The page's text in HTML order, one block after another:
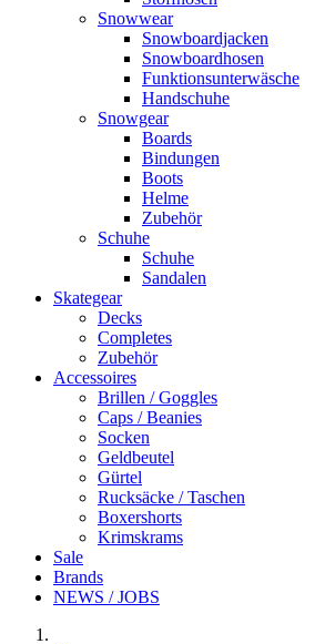
Snowwear
Snowboardjacken
Snowboardhosen
Funktionsunterwäsche
Handschuhe
Snowgear
Boards
Bindungen
Boots
Helme
Zubehör
Schuhe
Schuhe
Sandalen
Skategear
Decks
Completes
Zubehör
Accessoires
Brillen / Goggles
Caps / Beanies
Socken
Geldbeutel
Gürtel
Rucksäcke / Taschen
Boxershorts
Krimskrams
Sale
Brands
NEWS / JOBS